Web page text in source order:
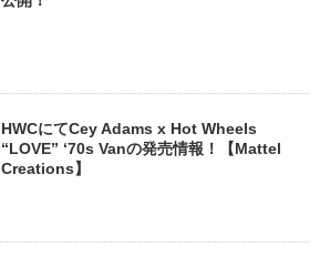
HWCにてCey Adams x Hot Wheels
“LOVE” ‘70s Vanの発売情報！【Mattel
Creations】